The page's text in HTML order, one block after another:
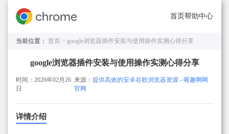
首页帮助中心
当前位置： 首页 > google浏览器插件安装与使用操作实测心得分享
google浏览器插件安装与使用操作实测心得分享
时间：2026年02月26
日
来源：提供高效的安卓谷歌浏览器资源 - 喔趣啊网
官网
详情介绍